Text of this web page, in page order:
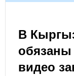
В
видео